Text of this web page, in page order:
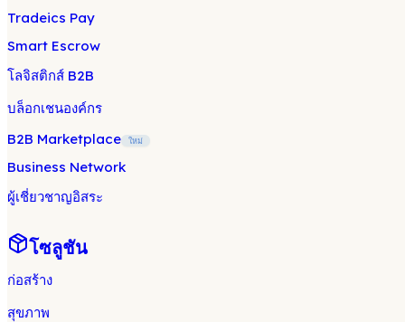
Tradeics Pay
Smart Escrow
โลจิสติกส์ B2B
บล็อกเชนองค์กร
B2B Marketplace
ใหม่
Business Network
ผู้เชี่ยวชาญอิสระ
โซลูชัน
ก่อสร้าง
สุขภาพ